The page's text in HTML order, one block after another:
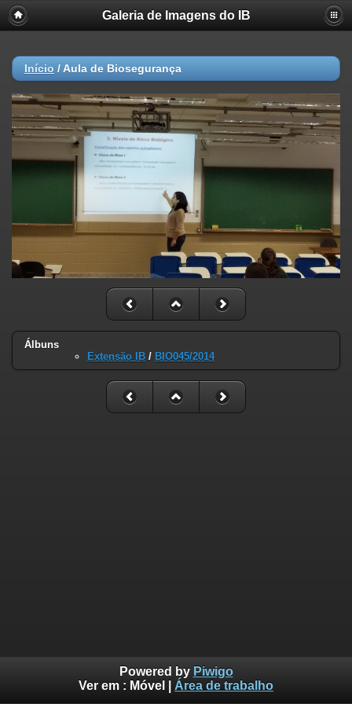
Galeria de Imagens do IB
Início / Aula de Biosegurança
Álbuns
Extensão IB / BIO045/2014
Powered by Piwigo
Ver em : Móvel Área de trabalho